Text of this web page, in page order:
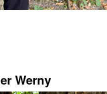
Werny